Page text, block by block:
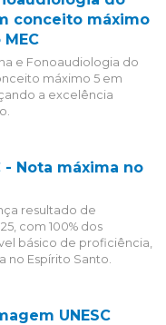
conceito máximo
e Fonoaudiologia do
máximo 5 em
a excelência
- Nota máxima no
resultado de
com 100% dos
básico de proficiência,
no Espírito Santo.
UNESC